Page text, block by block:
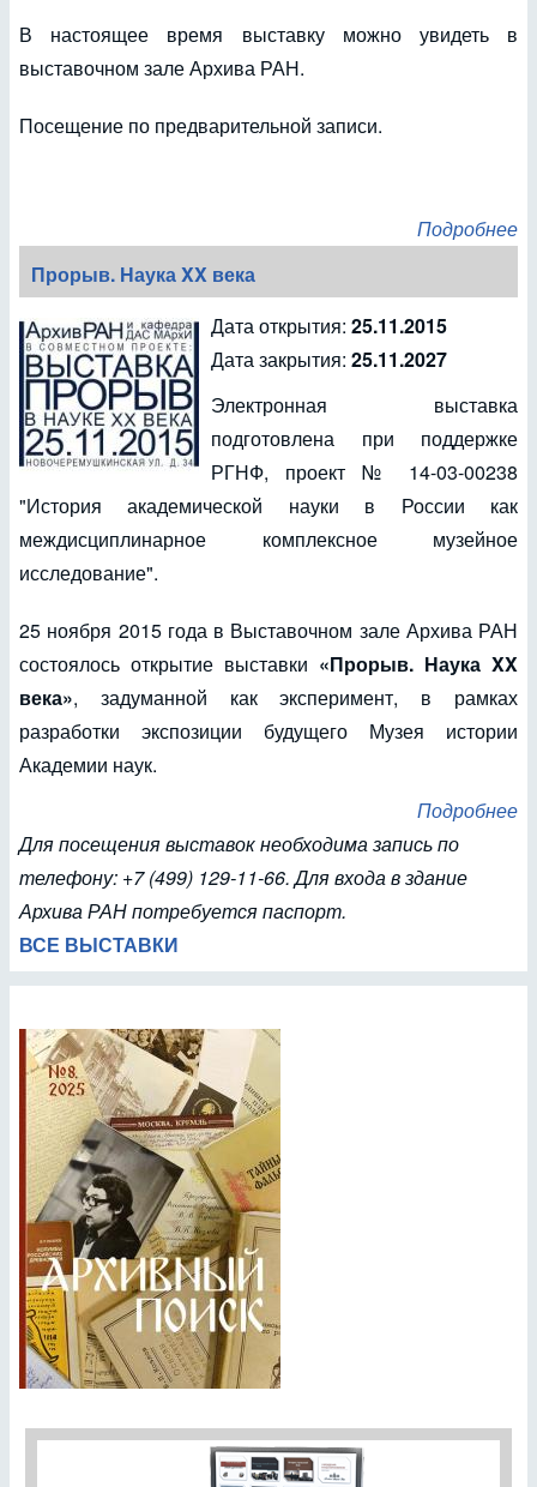
В настоящее время выставку можно увидеть в
выставочном зале Архива РАН.
Посещение по предварительной записи.
Подробнее
Прорыв. Наука XX века
Дата открытия: 25.11.2015
Дата закрытия: 25.11.2027
Электронная выставка
подготовлена при поддержке
РГНФ, проект № 14-03-00238
"История академической науки в России как
междисциплинарное комплексное музейное
исследование".
25 ноября 2015 года в Выставочном зале Архива РАН
состоялось открытие выставки «Прорыв. Наука XX
века», задуманной как эксперимент, в рамках
разработки экспозиции будущего Музея истории
Академии наук.
Подробнее
Для посещения выставок необходима запись по
телефону: +7 (499) 129-11-66. Для входа в здание
Архива РАН потребуется паспорт.
ВСЕ ВЫСТАВКИ